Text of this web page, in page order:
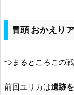
冒頭 おかえり
つまるところこの
前回ユリカは遺跡